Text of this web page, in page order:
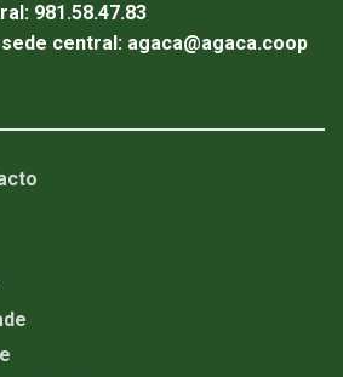
981.58.47.83
central: agaca@agaca.coop